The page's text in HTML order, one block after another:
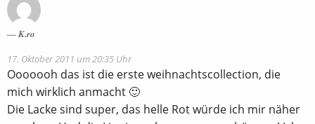
K.ro
17. Oktober 2011 um 20:35 Uhr
Ooooooh das ist die erste weihnachtscollection, die
mich wirklich anmacht 🙂
Die Lacke sind super, das helle Rot würde ich mir näher